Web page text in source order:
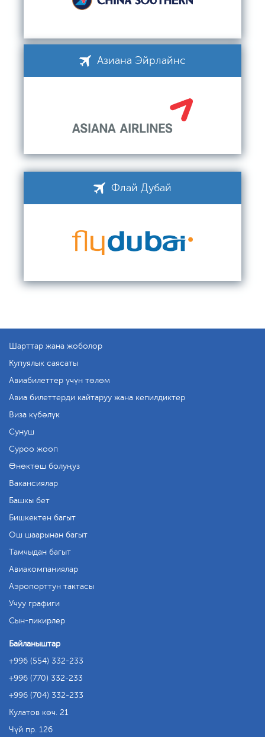
Азиана Эйрлайнс
Флай Дубай
Шарттар жана жоболор
Купуялык саясаты
Авиабилеттер үчүн төлөм
Авиа билеттерди кайтаруу жана кепилдиктер
Виза күбөлүк
Сунуш
Суроо жооп
Өнөктөш болуңуз
Вакансиялар
Башкы бет
Бишкектен багыт
Ош шаарынан багыт
Тамчыдан багыт
Авиакомпаниялар
Аэропорттун тактасы
Учуу графиги
Сын-пикирлер
Байланыштар
+996 (554) 332-233
+996 (770) 332-233
+996 (704) 332-233
Кулатов көч. 21
Чүй пр. 126